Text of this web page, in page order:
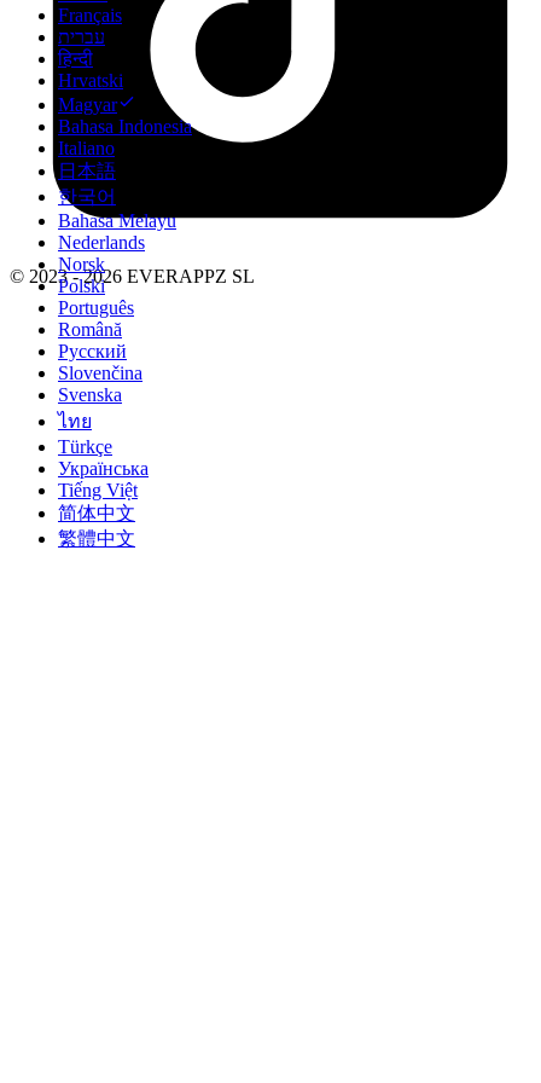
Français
עברית
हिन्दी
Hrvatski
Magyar
Bahasa Indonesia
Italiano
日本語
한국어
Bahasa Melayu
Nederlands
Norsk
Polski
Português
Română
Русский
Slovenčina
Svenska
ไทย
Türkçe
Українська
Tiếng Việt
简体中文
繁體中文
© 2023 - 2026 EVERAPPZ SL